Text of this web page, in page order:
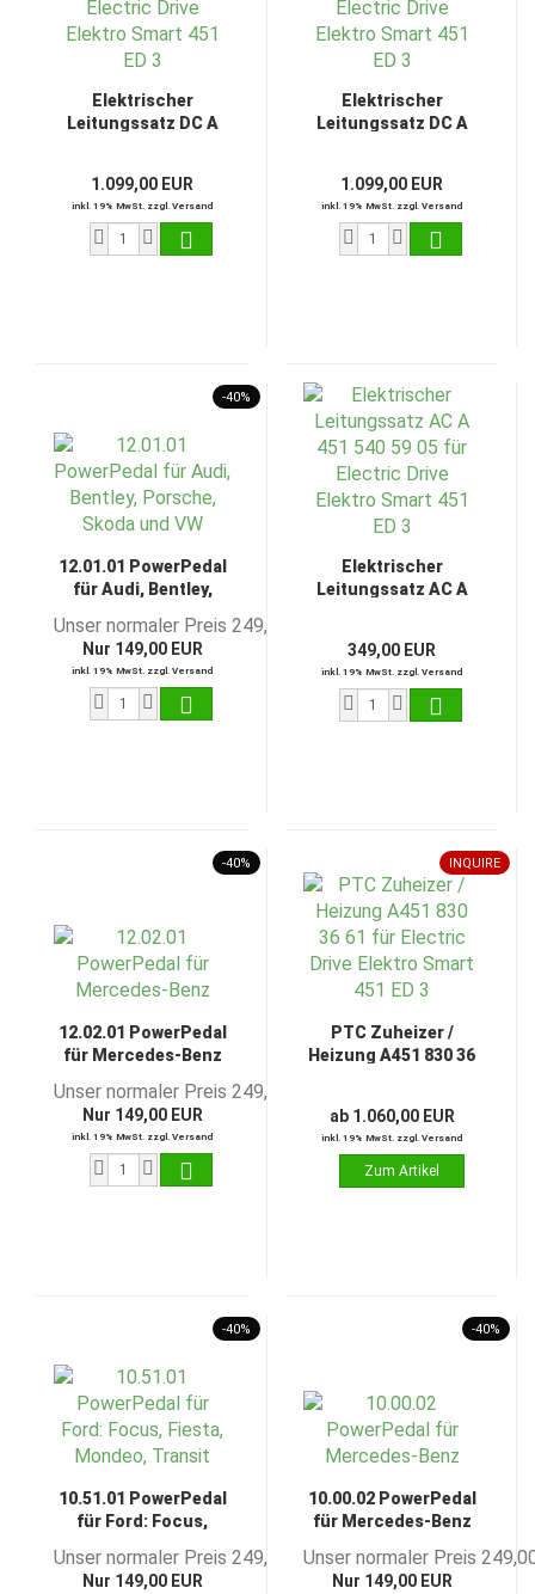
Elektrischer
Leitungssatz DC A
Smart 451 ED 3
1.099,00 EUR
inkl. 19% MwSt. zzgl. Versand
Elektrischer
Leitungssatz DC A
Smart 451 ED 3
1.099,00 EUR
inkl. 19% MwSt. zzgl. Versand
-40%
12.01.01 PowerPedal
für Audi, Bentley,
VW
Unser normaler Preis 249,00 EUR
Nur 149,00 EUR
inkl. 19% MwSt. zzgl. Versand
Elektrischer
Leitungssatz AC A
Smart 451 ED 3
349,00 EUR
inkl. 19% MwSt. zzgl. Versand
-40%
12.02.01 PowerPedal
für Mercedes-Benz
Unser normaler Preis 249,00 EUR
Nur 149,00 EUR
inkl. 19% MwSt. zzgl. Versand
INQUIRE
PTC Zuheizer /
Heizung A451 830 36
3
ab 1.060,00 EUR
inkl. 19% MwSt. zzgl. Versand
-40%
10.51.01 PowerPedal
für Ford: Focus,
Transit
Unser normaler Preis 249,00 EUR
Nur 149,00 EUR
-40%
10.00.02 PowerPedal
für Mercedes-Benz
Unser normaler Preis
Nur 149,00 EUR